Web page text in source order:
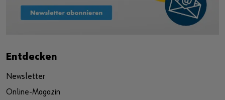
Entdecken
Newsletter
Online-Magazin